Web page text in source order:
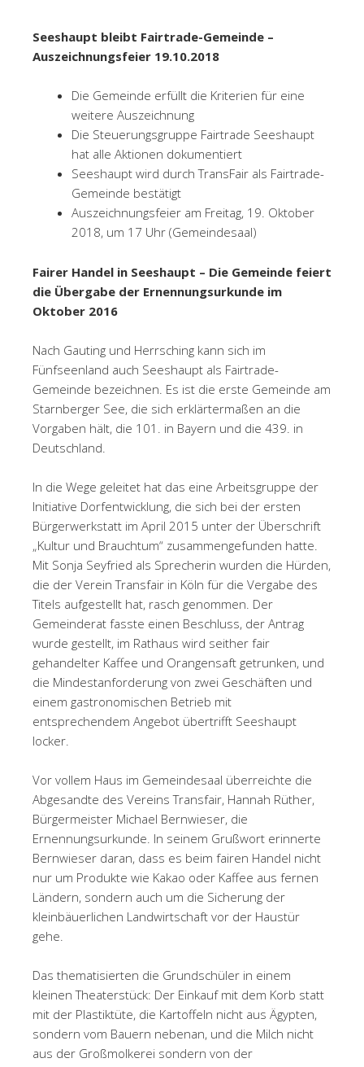
Seeshaupt bleibt Fairtrade-Gemeinde –
Auszeichnungsfeier 19.10.2018
Die Gemeinde erfüllt die Kriterien für eine
weitere Auszeichnung
Die Steuerungsgruppe Fairtrade Seeshaupt
hat alle Aktionen dokumentiert
Seeshaupt wird durch TransFair als Fairtrade-
Gemeinde bestätigt
Auszeichnungsfeier am Freitag, 19. Oktober
2018, um 17 Uhr (Gemeindesaal)
Fairer Handel in Seeshaupt – Die Gemeinde feiert
die Übergabe der Ernennungsurkunde im
Oktober 2016
Nach Gauting und Herrsching kann sich im
Fünfseenland auch Seeshaupt als Fairtrade-
Gemeinde bezeichnen. Es ist die erste Gemeinde am
Starnberger See, die sich erklärtermaßen an die
Vorgaben hält, die 101. in Bayern und die 439. in
Deutschland.
In die Wege geleitet hat das eine Arbeitsgruppe der
Initiative Dorfentwicklung, die sich bei der ersten
Bürgerwerkstatt im April 2015 unter der Überschrift
„Kultur und Brauchtum“ zusammengefunden hatte.
Mit Sonja Seyfried als Sprecherin wurden die Hürden,
die der Verein Transfair in Köln für die Vergabe des
Titels aufgestellt hat, rasch genommen. Der
Gemeinderat fasste einen Beschluss, der Antrag
wurde gestellt, im Rathaus wird seither fair
gehandelter Kaffee und Orangensaft getrunken, und
die Mindestanforderung von zwei Geschäften und
einem gastronomischen Betrieb mit
entsprechendem Angebot übertrifft Seeshaupt
locker.
Vor vollem Haus im Gemeindesaal überreichte die
Abgesandte des Vereins Transfair, Hannah Rüther,
Bürgermeister Michael Bernwieser, die
Ernennungsurkunde. In seinem Grußwort erinnerte
Bernwieser daran, dass es beim fairen Handel nicht
nur um Produkte wie Kakao oder Kaffee aus fernen
Ländern, sondern auch um die Sicherung der
kleinbäuerlichen Landwirtschaft vor der Haustür
gehe.
Das thematisierten die Grundschüler in einem
kleinen Theaterstück: Der Einkauf mit dem Korb statt
mit der Plastiktüte, die Kartoffeln nicht aus Ägypten,
sondern vom Bauern nebenan, und die Milch nicht
aus der Großmolkerei sondern von der